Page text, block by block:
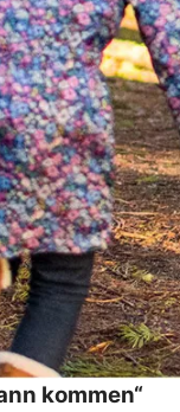
kommen“